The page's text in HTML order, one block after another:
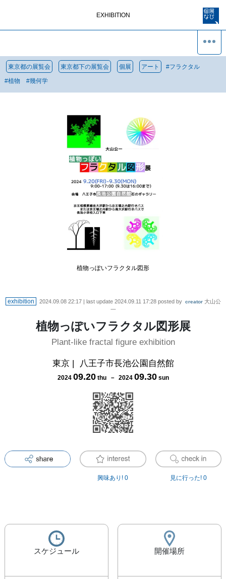
EXHIBITION
東京都の展覧会 東京都下の展覧会 個展 アート #フラクタル
#植物 #幾何学
植物っぽいフラクタル図形
exhibition 2024.09.08 22:17| last update 2024.09.11 17:28posted by creator 大山公
一
植物っぽいフラクタル図形展
Plant-like fractal figure exhibition
東京| 八王子市長池公園自然館
2024 09.20 thu－ 2024 09.30 sun
興味あり! 0 見に行った! 0
スケジュール 開催場所